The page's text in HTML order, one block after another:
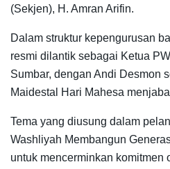
(Sekjen), H. Amran Arifin.
Dalam struktur kepengurusan
resmi dilantik sebagai Ketua
Sumbar, dengan Andi Desmon
Maidestal Hari Mahesa
Tema yang diusung dalam
Washliyah Membangun
untuk mencerminkan komitmen